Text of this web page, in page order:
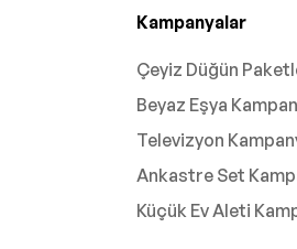
Kampanyalar
Çeyiz Düğün
Beyaz Eşya
Televizyon
Ankastre Set
Küçük Ev Aleti